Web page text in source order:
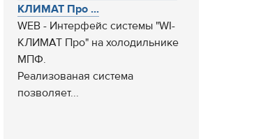
КЛИМАТ Про ...
WEB - Интерфейс системы "WI-
КЛИМАТ Про" на холодильнике
МПФ.
Реализованая система
позволяет...